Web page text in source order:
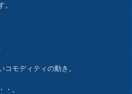
。
コモディティの動き。
・。